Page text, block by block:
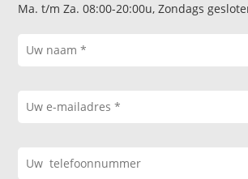
Ma. t/m Za. 08:00-20:00u, Zondags